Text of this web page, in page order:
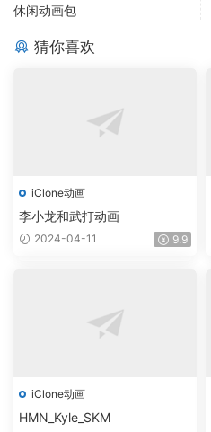
休闲动画包
猜你喜欢
iClone动画
李小龙和武打动画
2024-04-11 9.9
iClone动画
HMN_Kyle_SKM